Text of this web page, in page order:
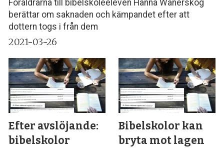
Föräldrarna till bibelskoleeleven Hanna Wänerskog
berättar om saknaden och kämpandet efter att
dottern togs i från dem
2021-03-26
Efter avslöjande:
bibelskolor
Bibelskolor kan
bryta mot lagen